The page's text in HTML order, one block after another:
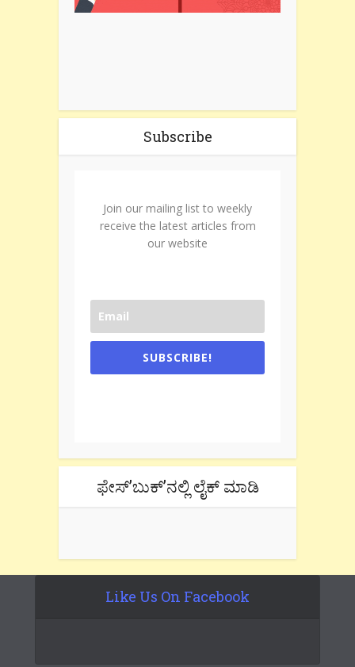
Subscribe
Join our mailing list to weekly
receive the latest articles from
our website
SUBSCRIBE!
ಫೇಸ್’ಬುಕ್’ನಲ್ಲಿ ಲೈಕ್ ಮಾಡಿ
Like Us On Facebook